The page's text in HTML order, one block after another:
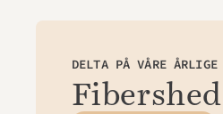
DELTA PÅ VÅRE ÅRLIGE